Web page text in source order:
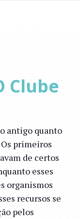
Clube
antigo quanto
primeiros
de certos
esses
organismos
recursos se
pelos